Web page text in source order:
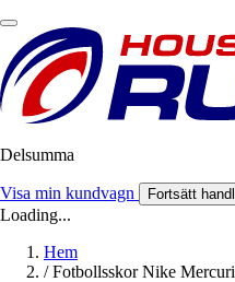
Delsumma
Visa min kundvagn Fortsätt
Loading...
Hem
/ Fotbollsskor Nike